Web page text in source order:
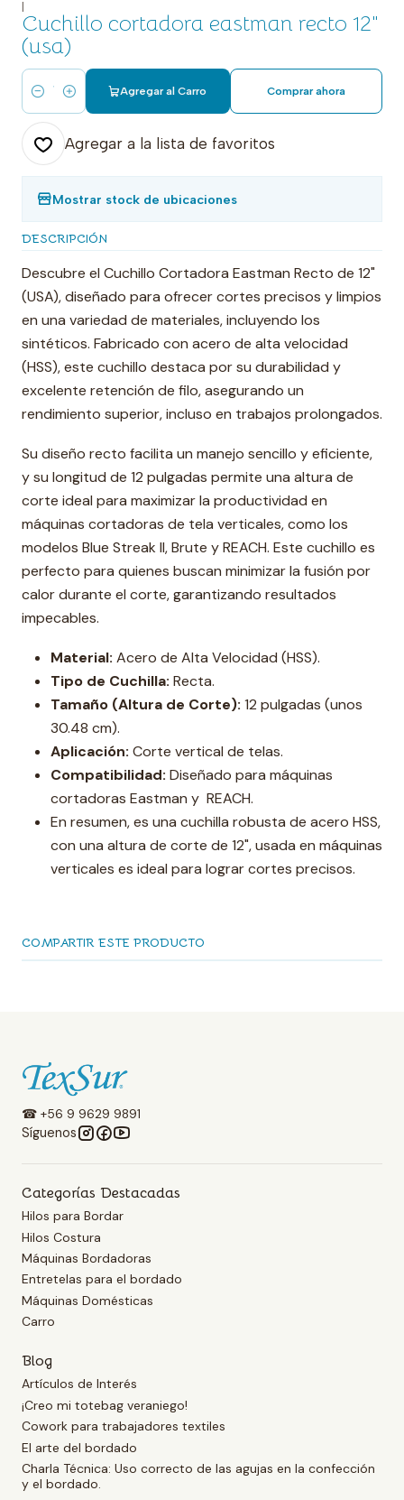
|
Cuchillo cortadora eastman recto 12"
(usa)
Cantidad
Agregar al Carro Comprar ahora
Agregar a la lista de favoritos
Mostrar stock de ubicaciones
DESCRIPCIÓN
Descubre el Cuchillo Cortadora Eastman Recto de 12"
(USA), diseñado para ofrecer cortes precisos y limpios
en una variedad de materiales, incluyendo los
sintéticos. Fabricado con acero de alta velocidad
(HSS), este cuchillo destaca por su durabilidad y
excelente retención de filo, asegurando un
rendimiento superior, incluso en trabajos prolongados.
Su diseño recto facilita un manejo sencillo y eficiente,
y su longitud de 12 pulgadas permite una altura de
corte ideal para maximizar la productividad en
máquinas cortadoras de tela verticales, como los
modelos Blue Streak II, Brute y REACH. Este cuchillo es
perfecto para quienes buscan minimizar la fusión por
calor durante el corte, garantizando resultados
impecables.
Material: Acero de Alta Velocidad (HSS).
Tipo de Cuchilla: Recta.
Tamaño (Altura de Corte): 12 pulgadas (unos
30.48 cm).
Aplicación: Corte vertical de telas.
Compatibilidad: Diseñado para máquinas
cortadoras Eastman y REACH.
En resumen, es una cuchilla robusta de acero HSS,
con una altura de corte de 12", usada en máquinas
verticales es ideal para lograr cortes precisos.
COMPARTIR ESTE PRODUCTO
☎ +56 9 9629 9891
Síguenos
Categorías Destacadas
Hilos para Bordar
Hilos Costura
Máquinas Bordadoras
Entretelas para el bordado
Máquinas Domésticas
Carro
Blog
Artículos de Interés
¡Creo mi totebag veraniego!
Cowork para trabajadores textiles
El arte del bordado
Charla Técnica: Uso correcto de las agujas en la confección
y el bordado.